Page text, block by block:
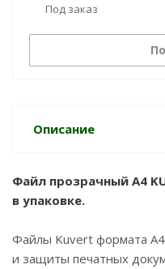
Под заказ
Описание
Файл прозрачный A4
в упаковке.
Файлы Kuvert формата
и защиты печатных